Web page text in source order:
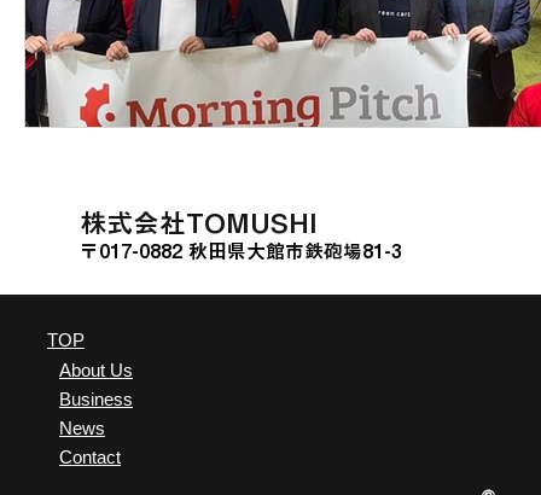
​株式会社TOMUSHI
〒017-0882 秋田県大館市鉄砲場81-3
TOP
About Us
Business
News
Contact